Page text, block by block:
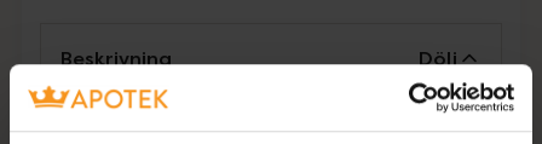
Beskrivning Dölj
En heltäckande flytande foundation som ger